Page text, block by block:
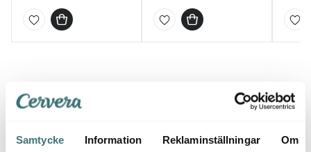
Samtycke Information Reklaminställningar Om
Du kanske också gillar